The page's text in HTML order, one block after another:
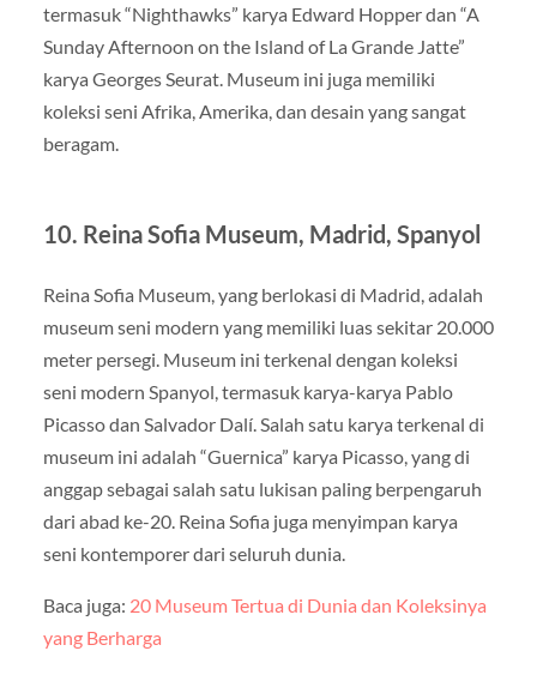
termasuk “Nighthawks” karya Edward Hopper dan “A
Sunday Afternoon on the Island of La Grande Jatte”
karya Georges Seurat. Museum ini juga memiliki
koleksi seni Afrika, Amerika, dan desain yang sangat
beragam.
10. Reina Sofia Museum, Madrid, Spanyol
Reina Sofia Museum, yang berlokasi di Madrid, adalah
museum seni modern yang memiliki luas sekitar 20.000
meter persegi. Museum ini terkenal dengan koleksi
seni modern Spanyol, termasuk karya-karya Pablo
Picasso dan Salvador Dalí. Salah satu karya terkenal di
museum ini adalah “Guernica” karya Picasso, yang di
anggap sebagai salah satu lukisan paling berpengaruh
dari abad ke-20. Reina Sofia juga menyimpan karya
seni kontemporer dari seluruh dunia.
Baca juga: 20 Museum Tertua di Dunia dan Koleksinya
yang Berharga